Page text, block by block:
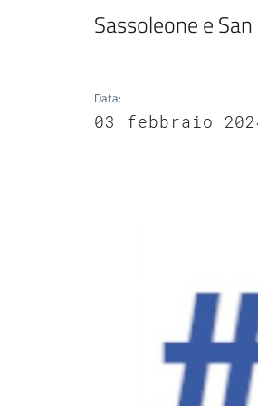
Sassoleone e
Data:
03 febbraio